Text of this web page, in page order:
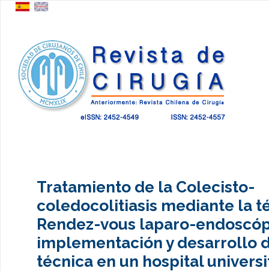
Tratamiento de la Colecisto-
coledocolitiasis mediante la
Rendez-vous laparo-
implementación y desarrollo
técnica en un hospital